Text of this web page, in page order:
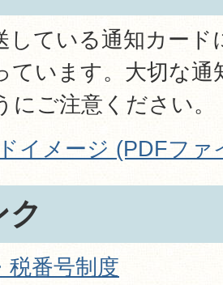
している通知カー
ています。大切な通
にご注意ください。
イメージ (PDFファ
ク
税番号制度